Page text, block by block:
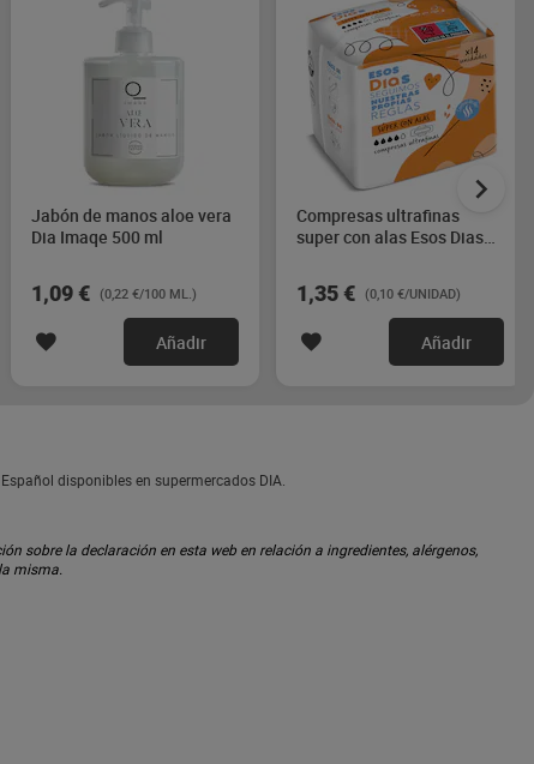
Jabón de manos aloe vera
Dia Imaqe 500 ml
1,09 € (0,22 €/100 ML.)
Añadir
Compresas ultrafinas
super con alas Esos Dias
1,35 € (0,10 €/UNIDAD)
Añadir
disponibles en supermercados DIA.
sobre la declaración en esta web en relación a ingredientes, alérgenos,
misma.